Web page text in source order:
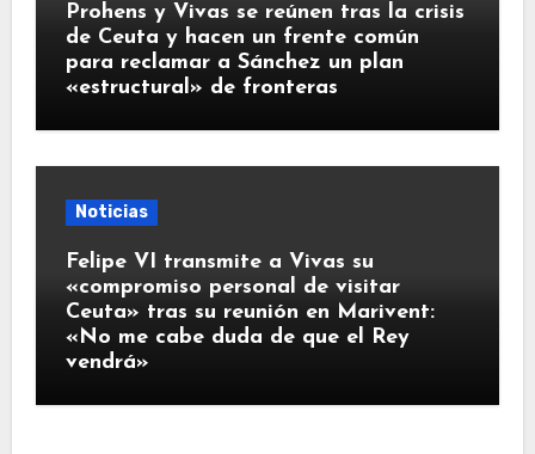
Prohens y Vivas se reúnen tras la crisis
de Ceuta y hacen un frente común
para reclamar a Sánchez un plan
«estructural» de fronteras
Noticias
Felipe VI transmite a Vivas su
«compromiso personal de visitar
Ceuta» tras su reunión en Marivent:
«No me cabe duda de que el Rey
vendrá»